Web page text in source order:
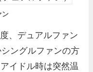
ン
、デュアルファン
ングルファンの方
イドル時は突然温